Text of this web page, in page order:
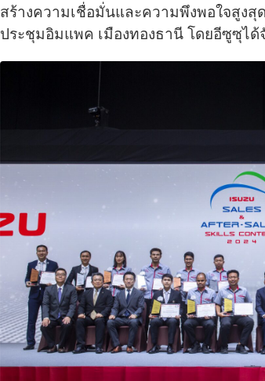
สร้างความเชื่อมั่นและความพึงพอใจสูง
ประชุมอิมแพค เมืองทองธานี โดยอีซูซุไ